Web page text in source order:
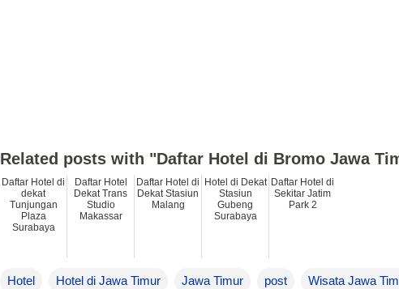
Hotel Hotel di Jawa Timur Jawa Timur post Wisata Jawa
Related posts with "Daftar Hotel di Bromo Jawa
Daftar Hotel di
dekat
Tunjungan
Plaza
Surabaya
Daftar Hotel
Dekat Trans
Studio
Makassar
Daftar Hotel di
Dekat Stasiun
Malang
Hotel di Dekat
Stasiun
Gubeng
Surabaya
Daftar Hotel di
Sekitar Jatim
Park 2